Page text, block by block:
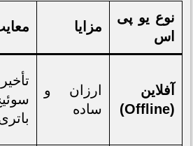
نوع یو پی
اس
مزایا
آفلاین
(Offline)
ارزان و
ساده